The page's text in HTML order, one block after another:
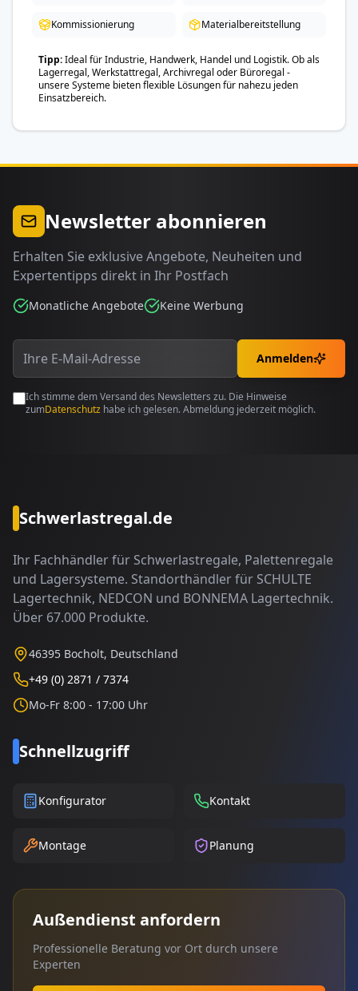
Kommissionierung Materialbereitstellung
Tipp Ideal für Industrie, Handwerk, Handel und Logistik. Ob als
Lagerregal, Werkstattregal, Archivregal oder Büroregal -
unsere Systeme bieten flexible Lösungen für nahezu jeden
Einsatzbereich.
Newsletter abonnieren
Erhalten Sie exklusive Angebote, Neuheiten und
Expertentipps direkt in Ihr Postfach
Monatliche Angebote Keine Werbung
Anmelden
Ich stimme dem Versand des Newsletters zu. Die Hinweise
zumDatenschutz habe ich gelesen. Abmeldung jederzeit möglich.
Schwerlastregal.de
Ihr Fachhändler für Schwerlastregale, Palettenregale
und Lagersysteme. Standorthändler für SCHULTE
Lagertechnik, NEDCON und BONNEMA Lagertechnik.
Über 67.000 Produkte.
46395 Bocholt, Deutschland
+49 (0) 2871 / 7374
Mo-Fr 8:00 - 17:00 Uhr
Schnellzugriff
Konfigurator Kontakt
Montage Planung
Außendienst anfordern
Professionelle Beratung vor Ort durch unsere
Experten